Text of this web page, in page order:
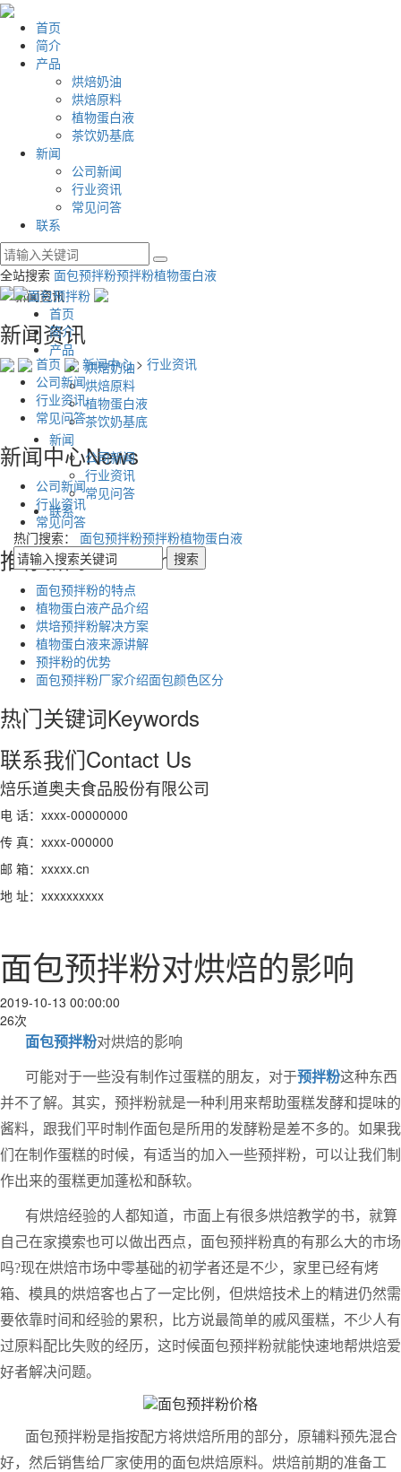
首页
简介
产品
烘焙奶油
烘焙原料
植物蛋白液
茶饮奶基底
新闻
公司新闻
行业资讯
常见问答
联系
全站搜索 面包预拌粉预拌粉植物蛋白液
首页
简介
产品
烘焙奶油
烘焙原料
植物蛋白液
茶饮奶基底
新闻
公司新闻
行业资讯
常见问答
联系
热门搜索： 面包预拌粉预拌粉植物蛋白液
新闻资讯
首页 新闻中心> 行业资讯
公司新闻
行业资讯
常见问答
新闻中心News
公司新闻
行业资讯
常见问答
推荐新闻Recommend
面包预拌粉的特点
植物蛋白液产品介绍
烘培预拌粉解决方案
植物蛋白液来源讲解
预拌粉的优势
面包预拌粉厂家介绍面包颜色区分
热门关键词Keywords
联系我们Contact Us
焙乐道奥夫食品股份有限公司
电 话：xxxx-00000000
传 真：xxxx-000000
邮 箱：xxxxx.cn
地 址：xxxxxxxxxx
面包预拌粉对烘焙的影响
2019-10-13 00:00:00
26次
面包预拌粉对烘焙的影响
可能对于一些没有制作过蛋糕的朋友，对于预拌粉这种东西
并不了解。其实，预拌粉就是一种利用来帮助蛋糕发酵和提味的
酱料，跟我们平时制作面包是所用的发酵粉是差不多的。如果我
们在制作蛋糕的时候，有适当的加入一些预拌粉，可以让我们制
作出来的蛋糕更加蓬松和酥软。
有烘焙经验的人都知道，市面上有很多烘焙教学的书，就算
自己在家摸索也可以做出西点，面包预拌粉真的有那么大的市场
吗?现在烘焙市场中零基础的初学者还是不少，家里已经有烤
箱、模具的烘焙客也占了一定比例，但烘焙技术上的精进仍然需
要依靠时间和经验的累积，比方说最简单的戚风蛋糕，不少人有
过原料配比失败的经历，这时候面包预拌粉就能快速地帮烘焙爱
好者解决问题。
面包预拌粉是指按配方将烘焙所用的部分，原辅料预先混合
好，然后销售给厂家使用的面包烘焙原料。烘焙前期的准备工